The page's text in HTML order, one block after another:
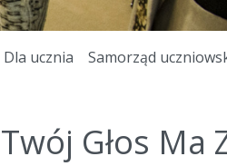
Dla ucznia Samorząd
Głos Ma